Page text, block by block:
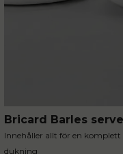
Innehåller allt för en komplett
dukning